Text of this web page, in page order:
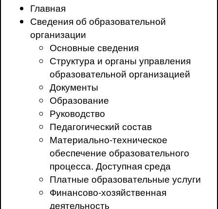
Главная
Сведения об образовательной
организации
Основные сведения
Структура и органы управления
образовательной организацией
Документы
Образование
Руководство
Педагогический состав
Материально-техническое
обеспечение образовательного
процесса. Доступная среда
Платные образовательные услуги
Финансово-хозяйственная
деятельность